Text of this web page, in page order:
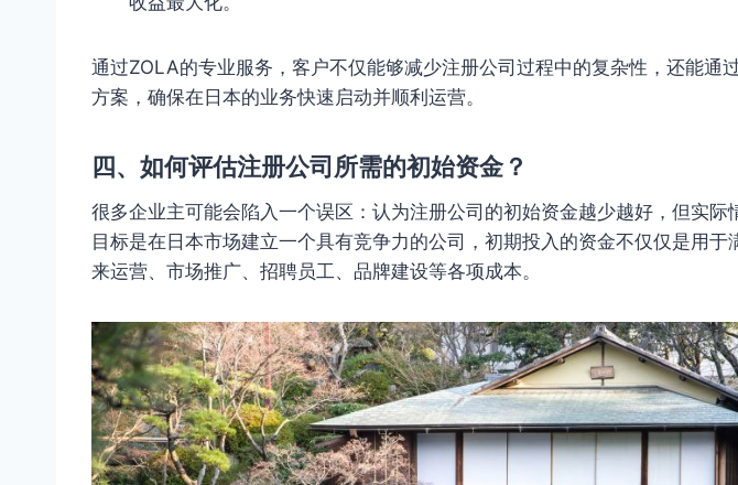
通过ZOLA的专业服务，客户不仅能够减少注册公司过程中的复杂性，还能通
方案，确保在日本的业务快速启动并顺利运营。
四、如何评估注册公司所需的初始资金？
很多企业主可能会陷入一个误区：认为注册公司的初始资金越少越好，但实际
目标是在日本市场建立一个具有竞争力的公司，初期投入的资金不仅仅是用于
来运营、市场推广、招聘员工、品牌建设等各项成本。